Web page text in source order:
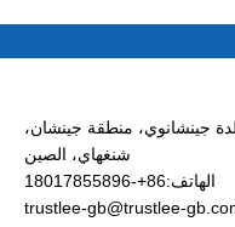
بلدة جينشانوي، منطقة جينشان،
شنغهاي، الصين
الهاتف:86+-18017855896